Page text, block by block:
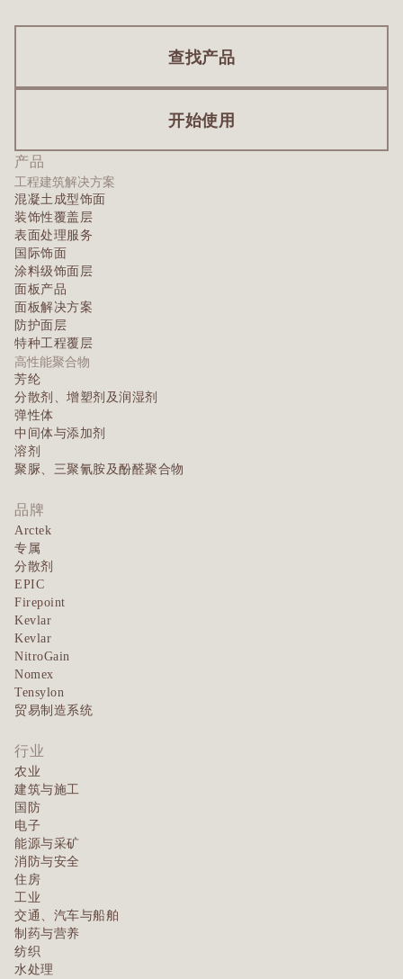
产品
工程建筑解决方案
混凝土成型饰面
装饰性覆盖层
表面处理服务
国际饰面
涂料级饰面层
面板产品
面板解决方案
防护面层
特种工程覆层
高性能聚合物
芳纶
分散剂、增塑剂及润湿剂
弹性体
中间体与添加剂
溶剂
聚脲、三聚氰胺及酚醛聚合物
品牌
Arctek
专属
分散剂
EPIC
Firepoint
Kevlar
Kevlar
NitroGain
Nomex
Tensylon
贸易制造系统
行业
农业
建筑与施工
国防
电子
能源与采矿
消防与安全
住房
工业
交通、汽车与船舶
制药与营养
纺织
水处理
查找产品
开始使用